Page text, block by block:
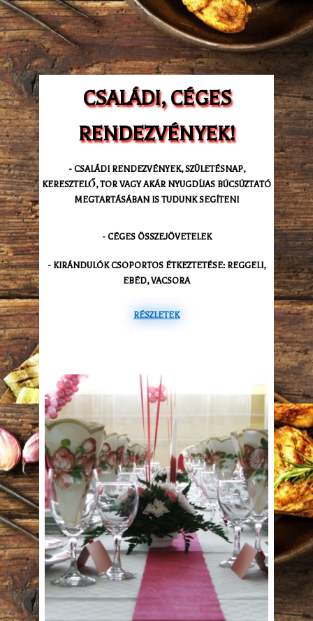
CSALÁDI, CÉGES
RENDEZVÉNYEK!
- CSALÁDI RENDEZVÉNYEK, SZÜLETÉSNAP,
KERESZTELŐ, TOR VAGY AKÁR NYUGDÍJAS BÚCSÚZTATÓ
MEGTARTÁSÁBAN IS TUDUNK SEGÍTENI
- CÉGES ÖSSZEJÖVETELEK
- KIRÁNDULÓK CSOPORTOS ÉTKEZTETÉSE: REGGELI,
EBÉD, VACSORA
RÉSZLETEK